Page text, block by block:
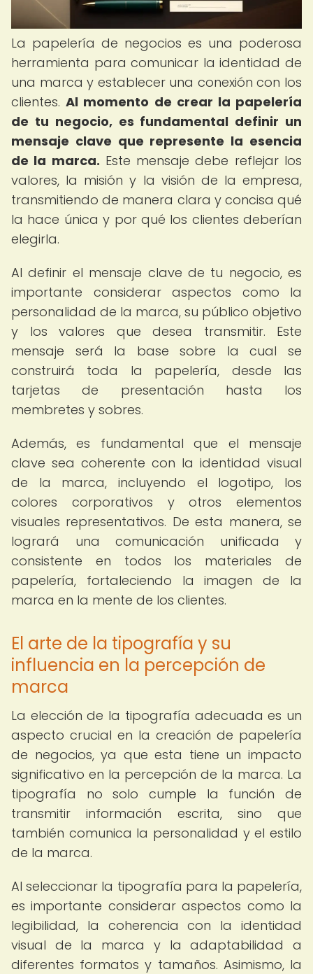
La papelería de negocios es una poderosa
herramienta para comunicar la identidad de
una marca y establecer una conexión con los
clientes.Al momento de crear la papelería
de tu negocio, es fundamental definir un
mensaje clave que represente la esencia
de la marca. Este mensaje debe reflejar los
valores, la misión y la visión de la empresa,
transmitiendo de manera clara y concisa qué
la hace única y por qué los clientes deberían
elegirla.
Al definir el mensaje clave de tu negocio, es
importante considerar aspectos como la
personalidad de la marca, su público objetivo
y los valores que desea transmitir. Este
mensaje será la base sobre la cual se
construirá toda la papelería, desde las
tarjetas de presentación hasta los
membretes y sobres.
Además, es fundamental que el mensaje
clave sea coherente con la identidad visual
de la marca, incluyendo el logotipo, los
colores corporativos y otros elementos
visuales representativos. De esta manera, se
logrará una comunicación unificada y
consistente en todos los materiales de
papelería, fortaleciendo la imagen de la
marca en la mente de los clientes.
El arte de la tipografía y su
influencia en la percepción de
marca
La elección de la tipografía adecuada es un
aspecto crucial en la creación de papelería
de negocios, ya que esta tiene un impacto
significativo en la percepción de la marca. La
tipografía no solo cumple la función de
transmitir información escrita, sino que
también comunica la personalidad y el estilo
de la marca.
Al seleccionar la tipografía para la papelería,
es importante considerar aspectos como la
legibilidad, la coherencia con la identidad
visual de la marca y la adaptabilidad a
diferentes formatos y tamaños. Asimismo, la